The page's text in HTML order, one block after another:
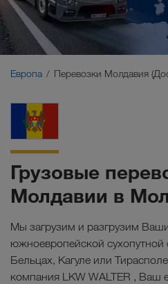
Ближний Восток
Европа Перевозки Молдавия
Грузовые
Молдавии в
Мы загрузим и разгрузим
южноевропейской
Бельцах, Кагуле или
компания LKW WALTER , Ваш